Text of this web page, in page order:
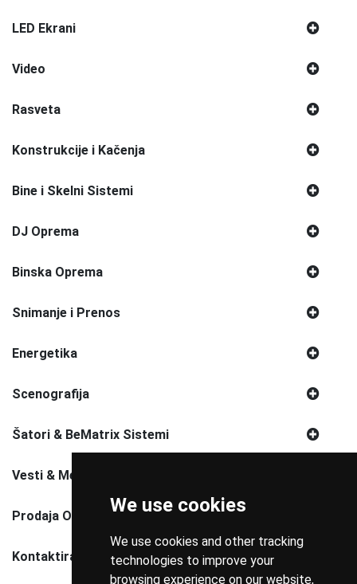
We use cookies
We use cookies and other tracking
technologies to improve your
browsing experience on our website,
LED Ekrani
Video
Rasveta
Konstrukcije i Kačenja
Bine i Skelni Sistemi
DJ Oprema
Binska Oprema
Snimanje i Prenos
Energetika
Scenografija
Šatori & BeMatrix Sistemi
Vesti & Media
Prodaja Opreme
Kontaktirajte Nas